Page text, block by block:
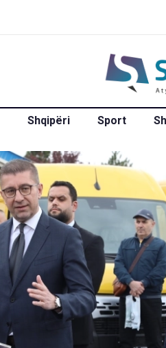
Shqipëri Sport